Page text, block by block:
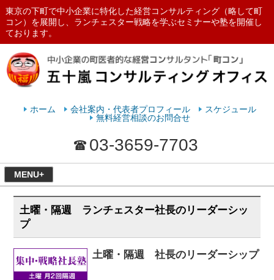
東京の下町で中小企業に特化した経営コンサルティング（略して町
コン）を展開し、ランチェスター戦略を学ぶセミナーや塾を開催し
ております。
ランチェスターの法則を学ぶなら
ホーム 会社案内・代表者プロフィール
スケジュール
無料経営相談のお問合せ
03-3659-7703
MENU+
土曜・隔週 ランチェスター社長のリーダーシッ
プ
土曜・隔週 社長のリーダーシップ